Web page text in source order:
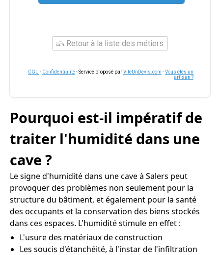
Retour à la liste des métiers
CGU - Confidentialité- Service proposé parViteUnDevis.com -Vous êtes un
artisan ?
Pourquoi est-il impératif de
traiter l'humidité dans une
cave ?
Le signe d'humidité dans une cave à Salers peut
provoquer des problèmes non seulement pour la
structure du bâtiment, et également pour la santé
des occupants et la conservation des biens stockés
dans ces espaces. L'humidité stimule en effet :
L'usure des matériaux de construction
Les soucis d'étanchéité, à l'instar de l'infiltration